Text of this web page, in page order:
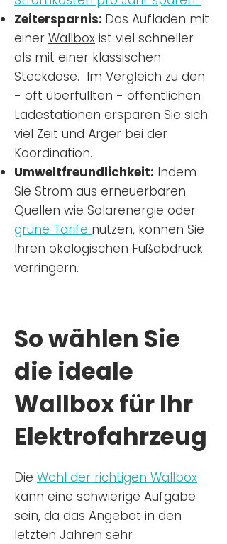
Zeitersparnis: Das Aufladen mit
einer Wallbox ist viel schneller
als mit einer klassischen
Steckdose. Im Vergleich zu den
- oft überfüllten - öffentlichen
Ladestationen ersparen Sie sich
viel Zeit und Ärger bei der
Koordination.
Umweltfreundlichkeit: Indem
Sie Strom aus erneuerbaren
Quellen wie Solarenergie oder
grüne Tarife nutzen, können Sie
Ihren ökologischen Fußabdruck
verringern.
So wählen Sie
die ideale
Wallbox für Ihr
Elektrofahrzeug
Die Wahl der richtigen Wallbox
kann eine schwierige Aufgabe
sein, da das Angebot in den
letzten Jahren sehr